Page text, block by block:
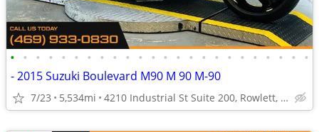
• • • • • • • • • • • • • • • • • • • • • • • •
- 2015 Suzuki Boulevard M90 M 90 M-90
7/23 5,534mi 4210 Industrial St Suite 200, Rowlett, TX 75088